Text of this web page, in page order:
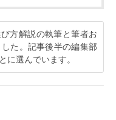
方解説の執筆と筆者お
た。記事後半の編集部
に選んでいます。